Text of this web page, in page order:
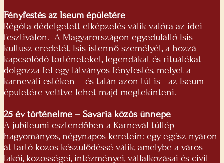
Fényfestés az Iseum épületére
Régóta dédelgetett elképzelés válik valóra az idei
fesztiválon. A Magyarországon egyedülálló Isis
kultusz eredetét, Isis istennő személyét, a hozzá
kapcsolódó történeteket, legendákat és rituálékat
dolgozza fel egy látványos fényfestés, melyet a
karneváli estéken – és talán azon túl is - az Iseum
épületére vetítve lehet majd megtekinteni.
25 év történelme – Savaria közös ünnepe
A jubileumi esztendőben a Karnevál túllép
hagyományos, négynapos keretein: egy egész nyáron
át tartó közös készülődéssé válik, amelybe a város
lakói, közösségei, intézményei, vállalkozásai és civil